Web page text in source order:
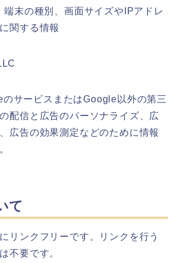
端末の種別、画面サイズやIPアドレ
関する情報
サービスまたはGoogle以外の第三
配信と広告のパーソナライズ、広
広告の効果測定などのために情報
て
リンクフリーです。リンクを行う
不要です。